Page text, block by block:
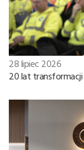
28 lipiec 2026
20 lat